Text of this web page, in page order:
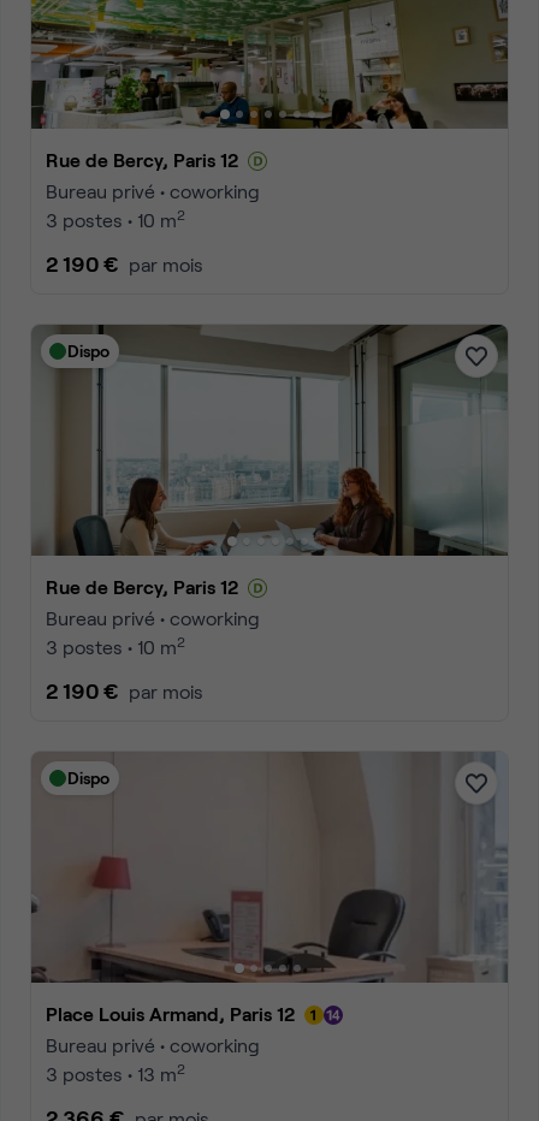
Rue de Bercy, Paris 12
Bureau privé • coworking
3 postes • 10 m2
2 190 € par mois
Dispo
Rue de Bercy, Paris 12
Bureau privé • coworking
3 postes • 10 m2
2 190 € par mois
Dispo
Place Louis Armand, Paris 12
Bureau privé • coworking
3 postes • 13 m2